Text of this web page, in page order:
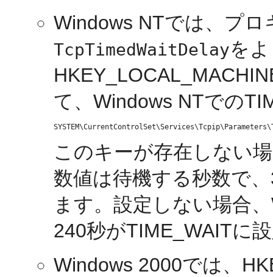
Windows NTでは、プ
TcpTimedWaitDelayを
て、Windows NTでの
このキーが存在しない
数値は待機する秒数で
ます。設定しない場合
240秒がTIME_WAITに
Windows 2000では、